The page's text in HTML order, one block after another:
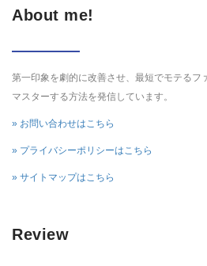
About me!
第一印象を劇的に改善させ、最短でモテるフ
マスターする方法を発信しています。
» お問い合わせはこちら
» プライバシーポリシーはこちら
» サイトマップはこちら
Review